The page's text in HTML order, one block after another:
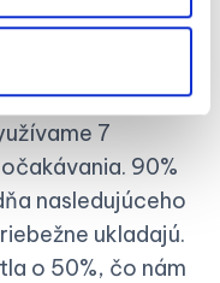
7
90%
nasledujúceho
ukladajú.
o 50%, čo nám